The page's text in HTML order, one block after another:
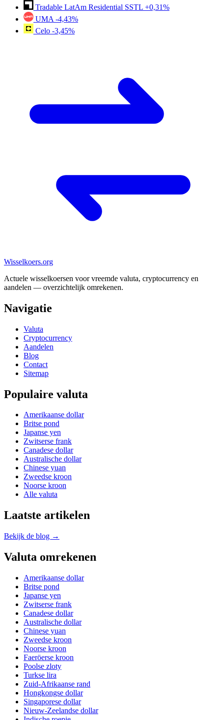
Tradable LatAm Residential SSTL +0,31%
UMA -4,43%
Celo -3,45%
Wisselkoers.org
Actuele wisselkoersen voor vreemde valuta, cryptocurrency en
aandelen — overzichtelijk omrekenen.
Navigatie
Valuta
Cryptocurrency
Aandelen
Blog
Contact
Sitemap
Populaire valuta
Amerikaanse dollar
Britse pond
Japanse yen
Zwitserse frank
Canadese dollar
Australische dollar
Chinese yuan
Zweedse kroon
Noorse kroon
Alle valuta
Laatste artikelen
Bekijk de blog →
Valuta omrekenen
Amerikaanse dollar
Britse pond
Japanse yen
Zwitserse frank
Canadese dollar
Australische dollar
Chinese yuan
Zweedse kroon
Noorse kroon
Faeröerse kroon
Poolse zloty
Turkse lira
Zuid-Afrikaanse rand
Hongkongse dollar
Singaporese dollar
Nieuw-Zeelandse dollar